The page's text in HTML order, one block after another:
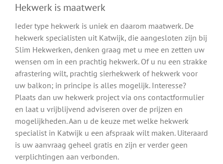
Hekwerk is maatwerk
Ieder type hekwerk is uniek en daarom maatwerk. De
hekwerk specialisten uit Katwijk, die aangesloten zijn bij
Slim Hekwerken, denken graag met u mee en zetten uw
wensen om in een prachtig hekwerk. Of u nu een strakke
afrastering wilt, prachtig sierhekwerk of hekwerk voor
uw balkon; in principe is alles mogelijk. Interesse?
Plaats dan uw hekwerk project via ons contactformulier
en laat u vrijblijvend adviseren over de prijzen en
mogelijkheden. Aan u de keuze met welke hekwerk
specialist in Katwijk u een afspraak wilt maken. Uiteraard
is uw aanvraag geheel gratis en zijn er verder geen
verplichtingen aan verbonden.